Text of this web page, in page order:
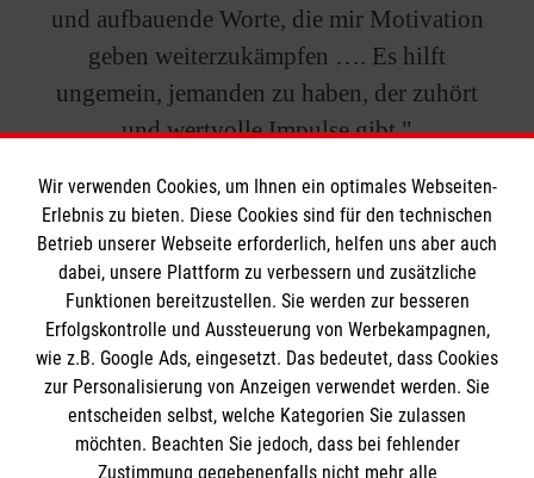
und aufbauende Worte, die mir Motivation
geben weiterzukämpfen …. Es hilft
ungemein, jemanden zu haben, der zuhört
und wertvolle Impulse gibt."
20-jährige Pflegekraft – hat vor kurzem ihren Papa
verloren.
„Bei Via. habe ich die Möglichkeit, trotz
Schichtdienst ein Ehrenamt auszuüben.“
Mike, Polizeibeamter, Mitte 20, ehrenamtlicher
Trauerbegleiter
Wir verwenden Cookies, um Ihnen ein optimales Webseiten-
Erlebnis zu bieten. Diese Cookies sind für den technischen
Betrieb unserer Webseite erforderlich, helfen uns aber auch
dabei, unsere Plattform zu verbessern und zusätzliche
Funktionen bereitzustellen. Sie werden zur besseren
Erfolgskontrolle und Aussteuerung von Werbekampagnen,
wie z.B. Google Ads, eingesetzt. Das bedeutet, dass Cookies
zur Personalisierung von Anzeigen verwendet werden. Sie
entscheiden selbst, welche Kategorien Sie zulassen
möchten. Beachten Sie jedoch, dass bei fehlender
Zustimmung gegebenenfalls nicht mehr alle